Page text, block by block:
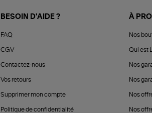
BESOIN D'AIDE ?
FAQ
CGV
Contactez-nous
Vos retours
Supprimer mon compte
Politique de confidentialité
À
Nos
Qui est
Nos
Nos
Nos
Nos